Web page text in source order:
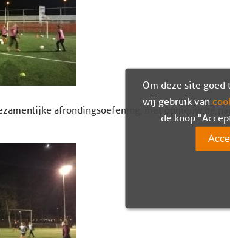
afrondingsoefening, met opnieuw de
Om deze site
wij gebruik van
de knop